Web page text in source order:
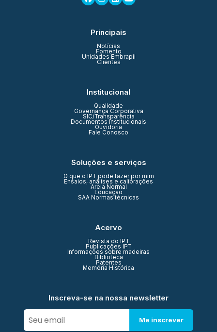
Principais
Notícias
Fomento
Unidades Embrapii
Clientes
Institucional
Qualidade
Governança Corporativa
SIC/Transparência
Documentos Institucionais
Ouvidoria
Fale Conosco
Soluções e serviços
O que o IPT pode fazer por mim
Ensaios, análises e calibrações
Areia Normal
Educação
SAA Normas técnicas
Acervo
Revista do IPT
Publicações IPT
Informações sobre madeiras
Biblioteca
Patentes
Memória Histórica
Inscreva-se na nossa newsletter
Me inscrever